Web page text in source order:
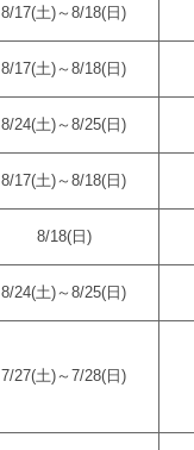
8/17(土)～8/18(日)
8/17(土)～8/18(日)
8/24(土)～8/25(日)
8/17(土)～8/18(日)
8/18(日)
8/24(土)～8/25(日)
7/27(土)～7/28(日)